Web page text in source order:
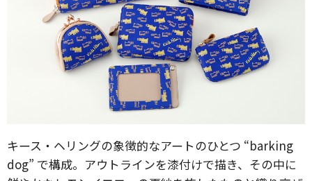
キース・ヘリングの象徴的なアートのひとつ “barking
dog” で構成。アウトラインを漆付けで描き、その中に